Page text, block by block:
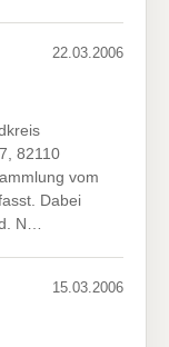
22.03.2006
82110
vom
Dabei
N…
15.03.2006